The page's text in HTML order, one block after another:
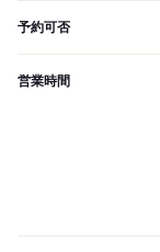
予約可否
営業時間